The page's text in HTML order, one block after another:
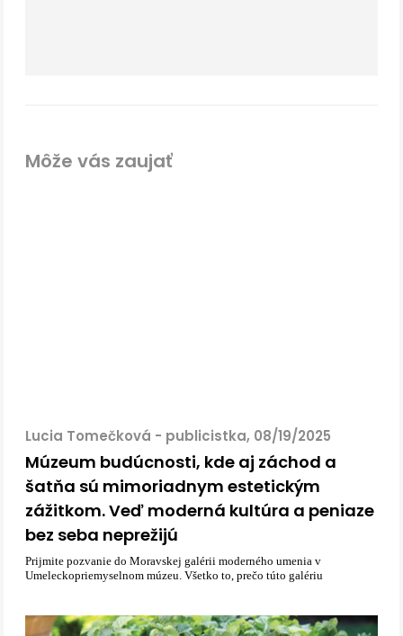
Môže vás zaujať
Lucia Tomečková - publicistka, 08/19/2025
Múzeum budúcnosti, kde aj záchod a
šatňa sú mimoriadnym estetickým
zážitkom. Veď moderná kultúra a peniaze
bez seba neprežijú
Prijmite pozvanie do Moravskej galérii moderného umenia v
Umeleckopriemyselnom múzeu. Všetko to, prečo túto galériu